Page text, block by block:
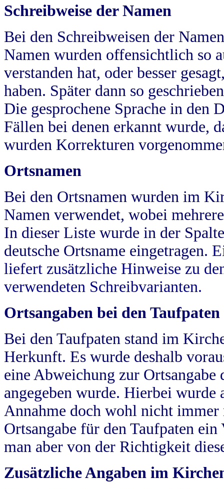
Schreibweise der Namen
Bei den Schreibweisen der
Namen wurden offensichtlich so
verstanden hat, oder besser
haben. Später dann so
Die gesprochene Sprache in
Fällen bei denen erkannt wurde,
wurden Korrekturen
Ortsnamen
Bei den Ortsnamen wurden im
Namen verwendet, wobei
In dieser Liste wurde in der
deutsche Ortsname eingetragen.
liefert zusätzliche Hinweise zu
verwendeten Schreibvarianten.
Ortsangaben bei den Taufpaten
Bei den Taufpaten stand im
Herkunft. Es wurde deshalb
eine Abweichung zur
angegeben wurde. Hierbei wurde
Annahme doch wohl nicht
Ortsangabe für den Taufpaten
man aber von der Richtigkeit
Zusätzliche Angaben im